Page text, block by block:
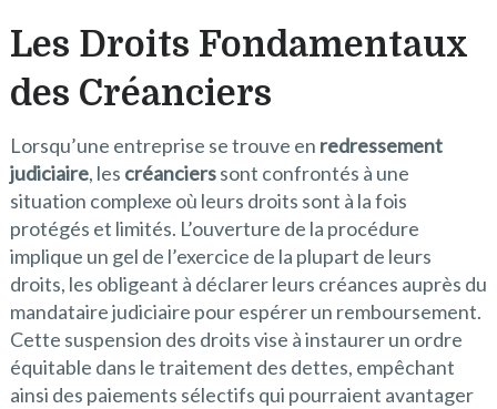
Les Droits Fondamentaux
des Créanciers
Lorsqu’une entreprise se trouve en redressement
judiciaire, les créancierssont confrontés à une
situation complexe où leurs droits sont à la fois
protégés et limités. L’ouverture de la procédure
implique un gel de l’exercice de la plupart de leurs
droits, les obligeant à déclarer leurs créances auprès du
mandataire judiciaire pour espérer un remboursement.
Cette suspension des droits vise à instaurer un ordre
équitable dans le traitement des dettes, empêchant
ainsi des paiements sélectifs qui pourraient avantager